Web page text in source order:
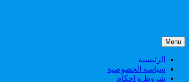
Skip
to
content
Menu
الرئيسية
سياسة الخصوصية
شروط و احكام